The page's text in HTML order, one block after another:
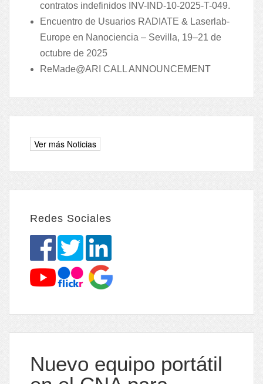
contratos indefinidos INV-IND-10-2025-T-049.
Encuentro de Usuarios RADIATE & Laserlab-
Europe en Nanociencia – Sevilla, 19–21 de
octubre de 2025
ReMade@ARI CALL ANNOUNCEMENT
Redes Sociales
Nuevo equipo portátil